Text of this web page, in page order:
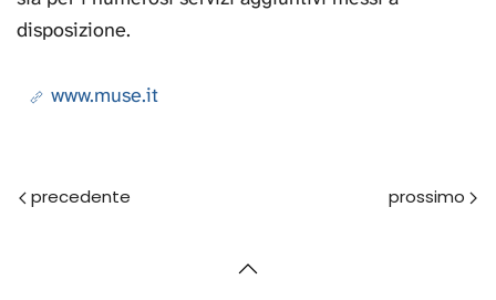
disposizione.
www.muse.it